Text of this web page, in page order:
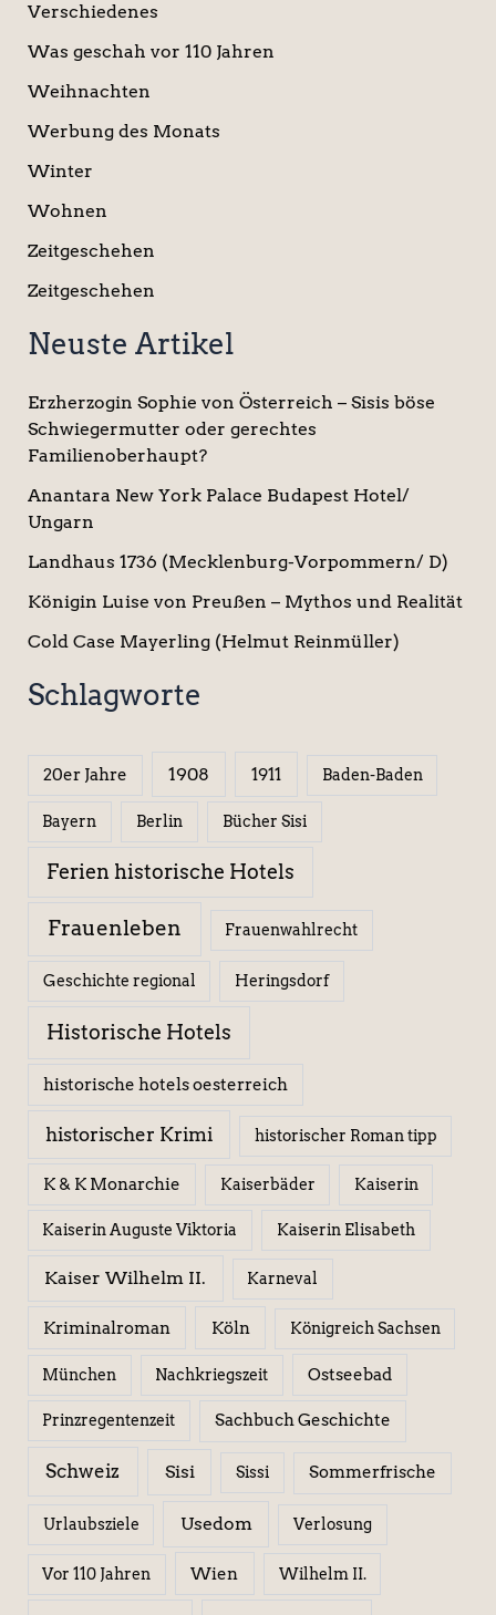
Verschiedenes
Was geschah vor 110 Jahren
Weihnachten
Werbung des Monats
Winter
Wohnen
Zeitgeschehen
Zeitgeschehen
Neuste Artikel
Erzherzogin Sophie von Österreich – Sisis böse
Schwiegermutter oder gerechtes
Familienoberhaupt?
Anantara New York Palace Budapest Hotel/
Ungarn
Landhaus 1736 (Mecklenburg-Vorpommern/ D)
Königin Luise von Preußen – Mythos und Realität
Cold Case Mayerling (Helmut Reinmüller)
Schlagworte
20er Jahre 1908 1911 Baden-Baden
Bayern Berlin Bücher Sisi
Ferien historische Hotels
Frauenleben Frauenwahlrecht
Geschichte regional Heringsdorf
Historische Hotels
historische hotels oesterreich
historischer Krimi historischer Roman tipp
K & K Monarchie Kaiserbäder Kaiserin
Kaiserin Auguste Viktoria Kaiserin Elisabeth
Kaiser Wilhelm II. Karneval
Kriminalroman Köln Königreich Sachsen
München Nachkriegszeit Ostseebad
Prinzregentenzeit Sachbuch Geschichte
Schweiz Sisi Sissi Sommerfrische
Urlaubsziele Usedom Verlosung
Vor 110 Jahren Wien Wilhelm II.